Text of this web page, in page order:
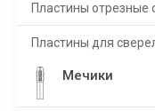
Пластины отрезные
Пластины для
Мечики